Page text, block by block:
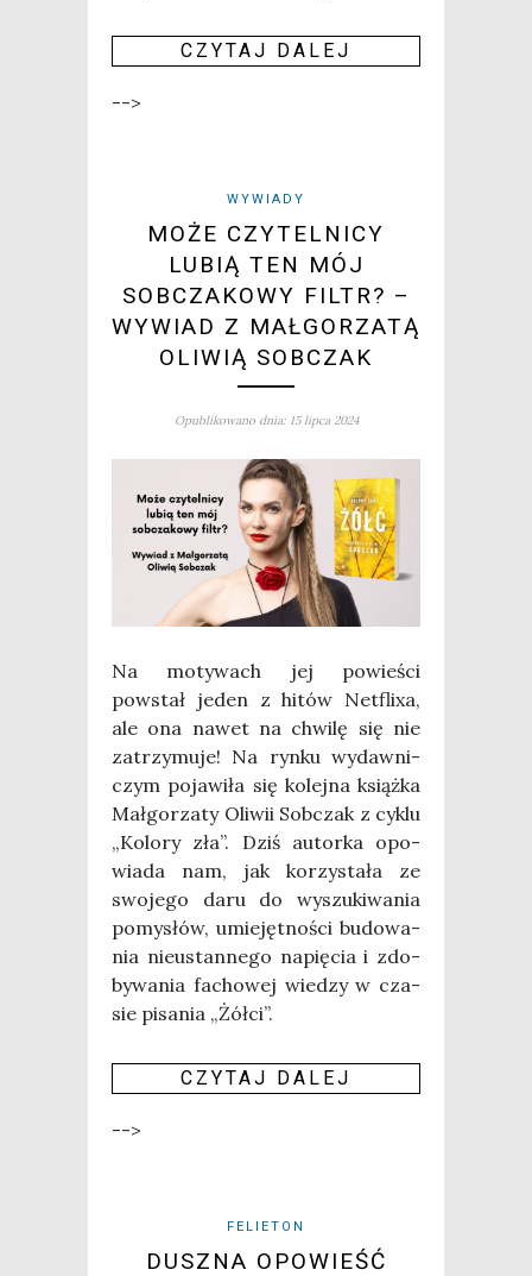
CZY­TAJ DALEJ
-->
WYWIADY
MOŻE CZYTELNICY
LUBIĄ TEN MÓJ
SOBCZAKOWY FILTR? –
WYWIAD Z MAŁGORZATĄ
OLIWIĄ SOBCZAK
Opublikowano dnia: 15 lipca 2024
Na moty­wach jej powie­ści
powstał jeden z hitów Net­fli­xa,
ale ona nawet na chwi­lę się nie
zatrzy­mu­je! Na ryn­ku wydaw­ni­
czym poja­wi­ła się kolej­na książ­ka
Mał­go­rza­ty Oli­wii Sob­czak z cyklu
„Kolo­ry zła”. Dziś autor­ka opo­
wia­da nam, jak korzy­sta­ła ze
swo­je­go daru do wyszu­ki­wa­nia
pomy­słów, umie­jęt­no­ści budo­wa­
nia nie­ustan­ne­go napię­cia i zdo­
by­wa­nia facho­wej wie­dzy w cza­
sie pisa­nia „Żół­ci”.
CZY­TAJ DALEJ
-->
FELIETON
DUSZNA OPOWIEŚĆ